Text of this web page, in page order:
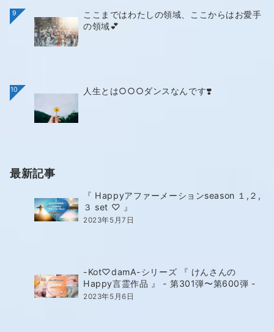
9
ここまではわたしの領域、ここからはお愛手
の領域💕
10 人生とは○○○ダンスなんです❣️
最新記事
『 Happyアファーメーションseason １,２,
３ set ♡ 』
2023年5月7日
-Kot♡damA-シリーズ 『 けんさんの
Happy言霊作品 』 - 第301弾〜第600弾 -
2023年5月6日